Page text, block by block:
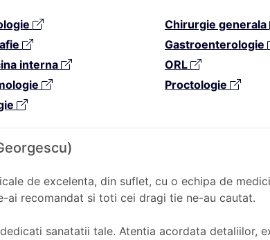
Chirurgie generala
Gastroenterologie
interna ORL
Proctologie
de excelenta, din suflet, cu o echipa de
ai recomandat si toti cei dragi tie ne-au cautat.
sanatatii tale. Atentia acordata detaliilor,